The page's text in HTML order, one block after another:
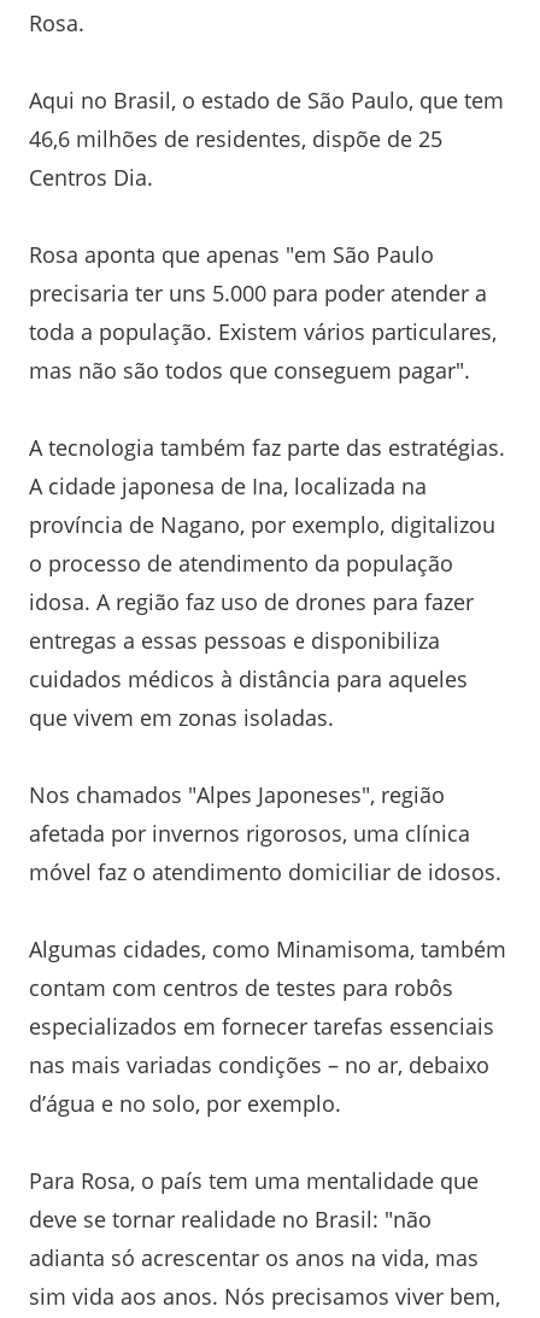
Rosa.
Aqui no Brasil, o estado de São Paulo, que tem
46,6 milhões de residentes, dispõe de 25
Centros Dia.
Rosa aponta que apenas "em São Paulo
precisaria ter uns 5.000 para poder atender a
toda a população. Existem vários particulares,
mas não são todos que conseguem pagar".
A tecnologia também faz parte das estratégias.
A cidade japonesa de Ina, localizada na
província de Nagano, por exemplo, digitalizou
o processo de atendimento da população
idosa. A região faz uso de drones para fazer
entregas a essas pessoas e disponibiliza
cuidados médicos à distância para aqueles
que vivem em zonas isoladas.
Nos chamados "Alpes Japoneses", região
afetada por invernos rigorosos, uma clínica
móvel faz o atendimento domiciliar de idosos.
Algumas cidades, como Minamisoma, também
contam com centros de testes para robôs
especializados em fornecer tarefas essenciais
nas mais variadas condições – no ar, debaixo
d’água e no solo, por exemplo.
Para Rosa, o país tem uma mentalidade que
deve se tornar realidade no Brasil: "não
adianta só acrescentar os anos na vida, mas
sim vida aos anos. Nós precisamos viver bem,